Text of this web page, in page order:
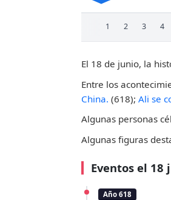
1 2 3 4
El 18 de junio, la
Entre los
China. (618); Ali se
Algunas personas
Algunas figuras
Eventos el 18
Año 618